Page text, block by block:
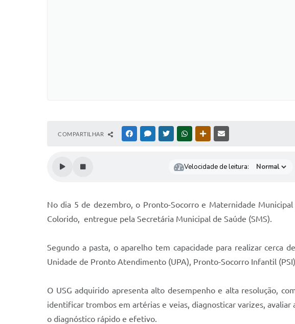
COMPARTILHAR FACEBOOKMESSENGER
TWITTERWHATSAPPOUTRAS MÍDIAS
Velocidade de leitura:
No dia 5 de dezembro, o Pronto-Socorro e Maternidade
Colorido, entregue pela Secretária Municipal de Saúde (SMS).
Segundo a pasta, o aparelho tem capacidade para realizar cerca
Unidade de Pronto Atendimento (UPA), Pronto-Socorro Infantil
O USG adquirido apresenta alto desempenho e alta resolução,
identificar trombos em artérias e veias, diagnosticar varizes,
o diagnóstico rápido e efetivo.